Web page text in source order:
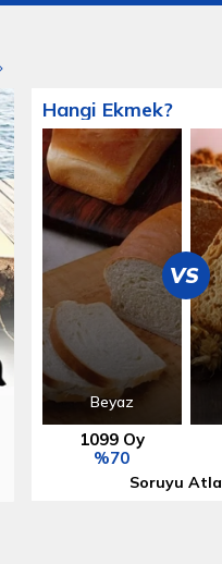
Hangi Ekmek?
Beyaz
1099 Oy
%70
VS
Soruyu Atla